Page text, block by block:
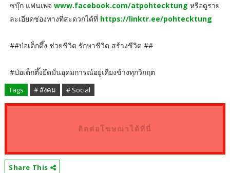
ซบุ๊ก แฟนเพจ www.facebook.com/atpohtecktung หรือดูราย
ละเอียดช่องทางที่สะดวกได้ที่ https://linktr.ee/pohtecktung
##ป่อเต็กตึ๊ง ช่วยชีวิต รักษาชีวิต สร้างชีวิต ##
#ป่อเต็กตึ๊งยึดมั่นอุดมการณ์อยู่เคียงข้างทุกวิกฤต
Tags # สังคม # Social
ติดต่อโฆษณาได้ที่นี่
Share This